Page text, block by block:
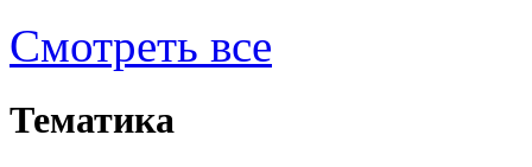
Смотреть все
Тематика